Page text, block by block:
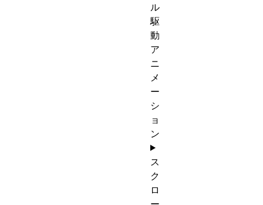
ル
駆
動
ア
ニ
メ
ー
シ
ョ
ン
ス
ク
ロ